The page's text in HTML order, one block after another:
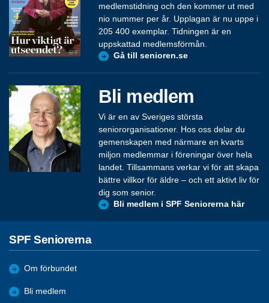
medlemstidning och den kommer ut med
nio nummer per år. Upplagan är nu uppe i
205 400 exemplar. Tidningen är en
uppskattad medlemsförmån.
Gå till senioren.se
Bli medlem
Vi är en av Sveriges största
seniororganisationer. Hos oss delar du
gemenskapen med närmare en kvarts
miljon medlemmar i föreningar över hela
landet. Tillsammans verkar vi för att skapa
bättre villkor för äldre – och ett aktivt liv för
dig som senior.
Bli medlem i SPF Seniorerna här
SPF Seniorerna
Om förbundet
Bli medlem